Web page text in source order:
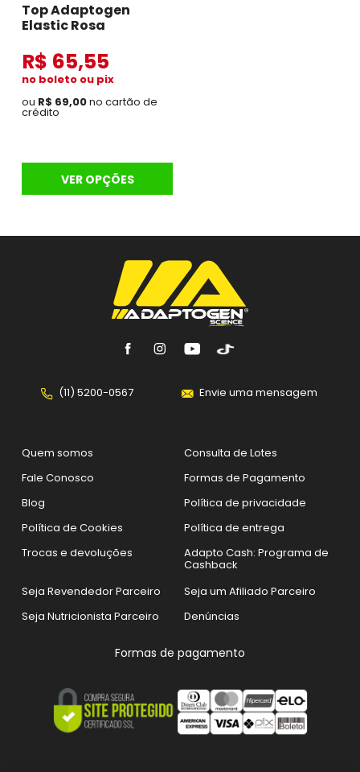
Top Adaptogen
Elastic Rosa
R$ 65,55
no boleto ou pix
ou R$ 69,00no cartão de
crédito
VER OPÇÕES
(11) 5200-0567 Envie uma mensagem
Quem somos
Consulta de Lotes
Fale Conosco
Formas de Pagamento
Blog
Política de privacidade
Política de Cookies
Política de entrega
Trocas e devoluções
Adapto Cash: Programa de
Cashback
Seja Revendedor Parceiro
Seja um Afiliado Parceiro
Seja Nutricionista Parceiro
Denúncias
Formas de pagamento